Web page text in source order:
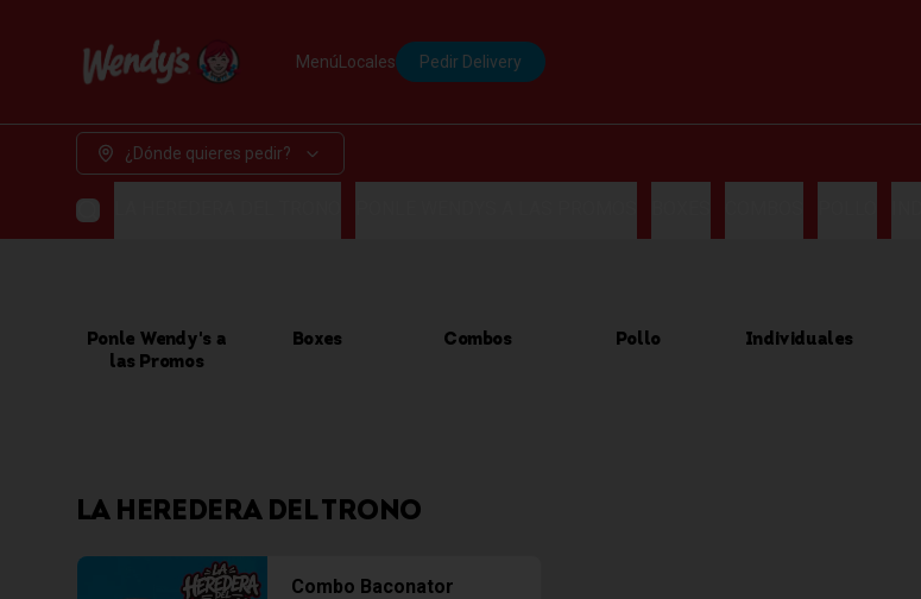
Menú Locales Pedir Delivery
¿Dónde quieres pedir?
Ponle Wendy's a
las Promos
Boxes Combos Pollo Individuales
LA HEREDERA DEL TRONO
Combo Baconator